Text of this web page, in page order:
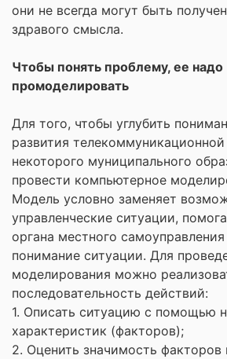
они не всегда могут быть
здравого смысла.
Чтобы понять проблему, ее надо
промоделировать
Для того, чтобы углубить
развития
некоторого муниципального
провести компьютерное
Модель условно заменяет
управленческие ситуации,
органа местного самоуправления
понимание ситуации. Для
моделирования можно
последовательность действий:
1. Описать ситуацию с помощью
характеристик (факторов);
2. Оценить значимость факторов